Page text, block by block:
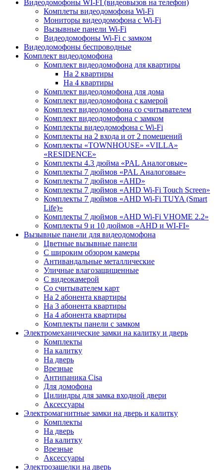
Видеодомофоны WI-FI (видеовызов на телефон)
Комплеты видеодомофона Wi-Fi
Мониторы видеодомофона с Wi-Fi
Вызывные панели Wi-Fi
Видеодомофоны Wi-Fi с замком
Видеодомофоны беспроводные
Комплект видеодомофона
Комплект видеодомофона для квартиры
На 2 квартиры
На 4 квартиры
Комплект видеодомофона для дома
Комплект видеодомофона с камерой
Комплект видеодомофона со считывателем
Комплект видеодомофона c замком
Комплекты видеодомофона с Wi-Fi
Комплекты на 2 входа и от 2 помещений
Комплекты «TOWNHOUSE» «VILLA»
«RESIDENCE»
Комплекты 4.3 дюйма «PAL Аналоговые»
Комплекты 7 дюймов «PAL Аналоговые»
Комплекты 7 дюймов «AHD»
Комплекты 7 дюймов «AHD Wi-Fi Touch Screen»
Комплекты 7 дюймов «AHD Wi-Fi TUYA (Smart
Life)»
Комплекты 7 дюймов «AHD Wi-Fi VHOME 2.2»
Комплекты 9 и 10 дюймов «AHD и WI-FI»
Вызывные панели для видеодомофона
Цветные вызывные панели
С широким обзором камеры
Антивандальные металлические
Уличные влагозащищенные
С видеокамерой
Со считывателем карт
На 2 абонента квартиры
На 3 абонента квартиры
На 4 абонента квартиры
Комплекты панели с замком
Электромеханические замки на калитку и дверь
Комплекты
На калитку
На дверь
Врезные
Антипаника Cisa
Для домофона
Цилиндры для замка входной двери
Аксессуары
Электромагнитные замки на дверь и калитку
Комплекты
На дверь
На калитку
Врезные
Аксессуары
Электрозащелки на дверь